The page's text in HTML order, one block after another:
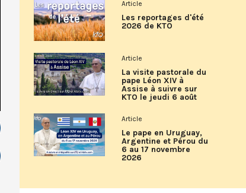
Article
Les reportages d'été
2026 de KTO
Article
La visite pastorale du
pape Léon XIV à
Assise à suivre sur
KTO le jeudi 6 août
Article
Le pape en Uruguay,
Argentine et Pérou du
6 au 17 novembre
2026